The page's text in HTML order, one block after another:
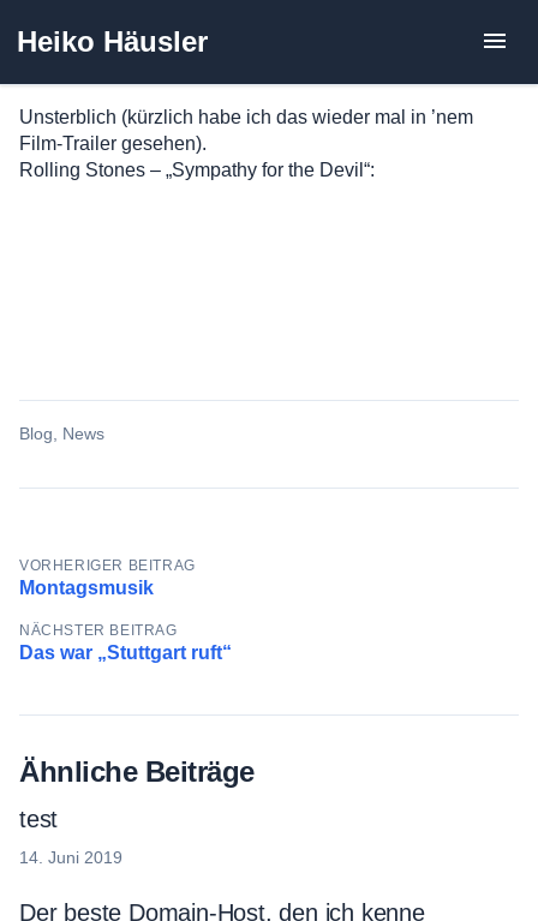
Inhalt
Heiko Häusler
Unsterblich (kürzlich habe ich das wieder mal in ’nem
Film-Trailer gesehen).
Rolling Stones – „Sympathy for the Devil“:
Blog News
VORHERIGER BEITRAG
Montagsmusik
NÄCHSTER BEITRAG
Das war „Stuttgart ruft“
Ähnliche Beiträge
test
14. Juni 2019
Der beste Domain-Host, den ich kenne